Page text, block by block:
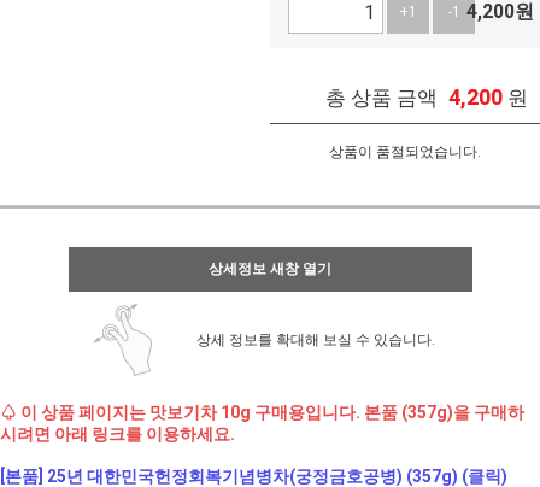
+1 -1 4,200원
총 상품 금액 4,200 원
상품이 품절되었습니다.
상세정보 새창 열기
상세 정보를 확대해 보실 수 있습니다.
♤ 이 상품 페이지는 맛보기차 10g 구매용입니다. 본품 (357g)을 구매하
시려면 아래 링크를 이용하세요.
[본품] 25년 대한민국헌정회복기념병차(궁정금호공병) (357g) (클릭)